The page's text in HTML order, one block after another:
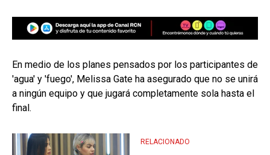
En medio de los planes pensados por los participantes de
'agua' y 'fuego', Melissa Gate ha asegurado que no se unirá
a ningún equipo y que jugará completamente sola hasta el
final.
RELACIONADO